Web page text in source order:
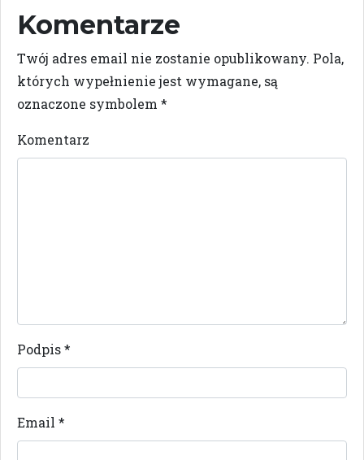
Komentarze
Twój adres email nie zostanie opublikowany. Pola,
których wypełnienie jest wymagane, są
oznaczone symbolem *
Komentarz
Podpis*
Email *